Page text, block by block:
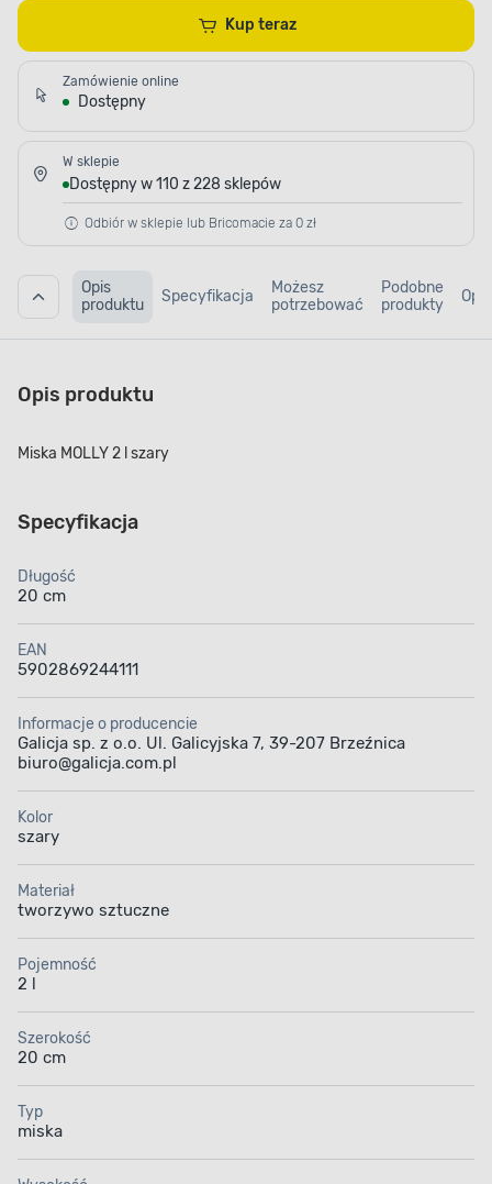
Kup teraz
Zamówienie online
Dostępny
W sklepie
Dostępny w 110 z 228 sklepów
Odbiór w sklepie lub Bricomacie za 0 zł
Opis
produktu
Specyfikacja
Możesz
potrzebować
Podobne
produkty
Opis produktu
Miska MOLLY 2 l szary
Specyfikacja
Długość
20 cm
EAN
5902869244111
Informacje o producencie
Galicja sp. z o.o. Ul. Galicyjska 7, 39-207 Brzeźnica
biuro@galicja.com.pl
Kolor
szary
Materiał
tworzywo sztuczne
Pojemność
2 l
Szerokość
20 cm
Typ
miska